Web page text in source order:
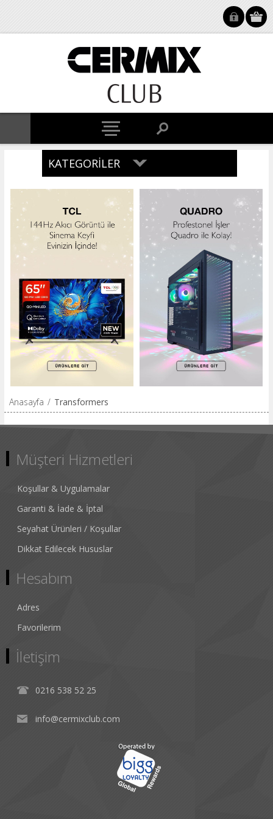
KATEGORILER
Anasayfa / Transformers
Müşteri Hizmetleri
Koşullar & Uygulamalar
Garanti & İade & İptal
Seyahat Ürünleri / Koşullar
Dikkat Edilecek Hususlar
Hesabım
Adres
Favorilerim
İletişim
0216 538 52 25
info@cermixclub.com